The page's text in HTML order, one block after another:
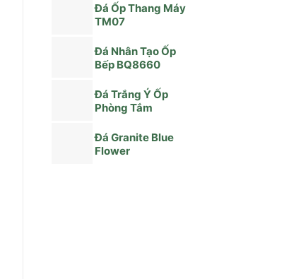
Đá Ốp Thang Máy
TM07
Đá Nhân Tạo Ốp
Bếp BQ8660
Đá Trắng Ý Ốp
Phòng Tắm
Đá Granite Blue
Flower